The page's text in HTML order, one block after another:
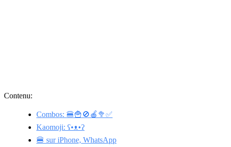
Contenu:
Combos: 🍔🍟🚫🍎🥦✅
Kaomoji: ʕ•ᴥ•ʔ
🍔 sur iPhone, WhatsApp